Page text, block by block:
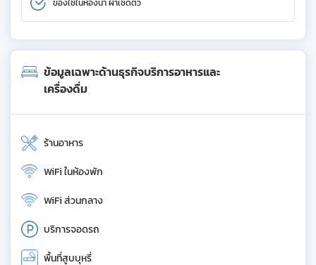
ข้อมูลเฉพาะด้านธุรกิจบริการอาหารและ
เครื่องดื่ม
ร้านอาหาร
WiFi ในห้องพัก
WiFi ส่วนกลาง
บริการจอดรถ
พื้นที่สูบบุหรี่